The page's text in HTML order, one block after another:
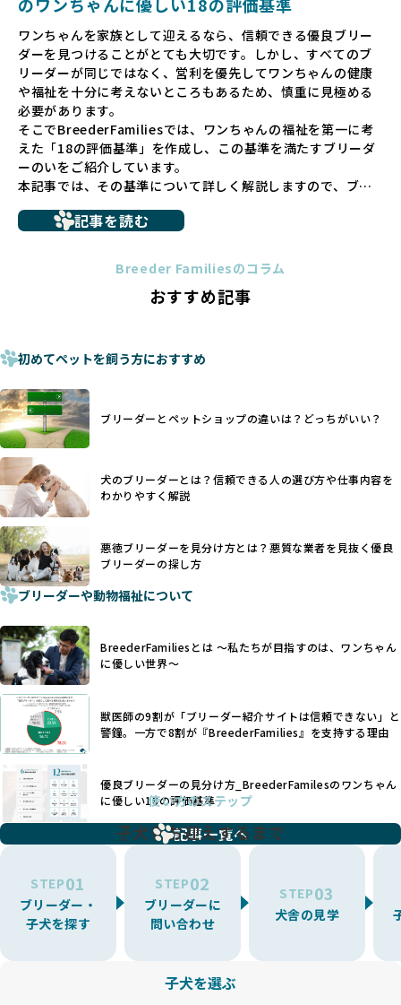
長するための環境が十分に整っていない場合が多く、販売ま
での間に過密な環境や長距離移動のストレスを受けることが
少なくありません。このような環境は、健康リスクや社会性
の問題につながりやすく、ワンちゃんにとっても望ましいと
は言えません。
こうした背景から、BreederFamiliesはペットショップを介
さない直接販売を採用するとともに、ペットオークションや
ペットショップを利用するブリーダーの掲載も行ってしませ
ん。
ペットショップを避けた方がいい理由の詳細はこちら
法令レベルの最低基準にとどまっていることが問題です。こ
ものに過ぎず、ワンちゃんの心身の福祉やブリーダーの責任
少なくなく、消費者にとって選択の判断が難しい現状があり
さらに、書類審査のみで掲載が許可されるサイトが多く、実
際の飼育環境やブリーダーの姿勢が見えにくい点も課題で
す。こうしたサイトでは、ブリーダーが記載する情報が主で
あり、実際の現場や日々のケアの状況がわからないため、営
利優先の「悪徳ブリーダー」が含まれるリスクが高まりま
す。
BreederFamiliesでは、ワンちゃんを大切にする「優良ブリ
ーダー」のみを紹介するために、法令を超えた独自の基準を
設け、ブリーダーの理念や飼育環境の厳格なチェックを行っ
ています。
一部の営利優先のブリーディングでは、母犬の出産負担を考
えずに大量繁殖が行われ、親犬が心身ともに疲弊するケース
が見られます。さらに、コストカットのために食事を減らし
たり、栄養のない食事を与える、適切な健康管理が行われな
いなど、ワンちゃんの健康と福祉が犠牲にされることも少な
くありません。
また、健康リスクが予測しづらいミックス犬の繁殖や、愛情
が行き届かない多頭飼育等も問題です。これらのブリーディ
ング手法は、ワンちゃんの福祉を無視し、利益のみを追求す
るブリーダーによるものが多く、消費者にとっても深刻な課
題となっています。
BreederFamiliesでは、こうしたワンちゃんに優しくないブ
リーディングをなくすため、すべてのワンちゃんを家族のよ
うに大切に飼育・繁殖を行っている「優良ブリーダー」のみ
BreederFamiliesでは、アニマルウェルフェアを最優先に考
えた6つの絶対基準と12の総合基準を設定しています。これに
ことを徹底しています。
BreederFamiliesでは、以下の6項目を必須条件とし、これら
ワンちゃんを家族として迎えるなら、信頼できる優良ブリー
ダーを見つけることがとても大切です。しかし、すべてのブ
リーダーが同じではなく、営利を優先してワンちゃんの健康
や福祉を十分に考えないところもあるため、慎重に見極める
必要があります。
そこでBreederFamiliesでは、ワンちゃんの福祉を第一に考
えた「18の評価基準」を作成し、この基準を満たすブリーダ
ーのいをご紹介しています。
本記事では、その基準について詳しく解説しますので、ブリ
に断尾（しっぽを切る）や断耳（耳を切る）が行われている
ことがあります。
これは痛みを伴う処置で、ワンちゃんの身体的な負担が大き
手段でもあるため、切断されることで他の犬や人間との意思
ヨーロッパ諸国ではこうした処置が禁止されている一方で、
日本ではいまだ行われる場合があります。
優良ブリーダーは動物福祉を優先し、ワンちゃんの自然な姿
を大切にするため断尾・断耳を行いません。
一方、営利優先ブリーダーでは「見た目が良く売れやすい」
ことを理由に断尾や断耳を行うことがあり、中には麻酔なし
で処置するケースも見受けられます。
「耳やしっぽを切らない」詳細はこちら
犬種ごとに異なる健康リスクや育て方のポイントを理解し、
適切に対応するためには、深い知識と豊富な経験が欠かせま
せん。現在、犬種は200種類以上あり、それぞれに特有の健康
たとえば、パグは呼吸器系のトラブルを抱えやすく、ラブラ
ドール・レトリバーには股関節形成不全への注意が必要で
す。このような犬種ごとの違いを熟知し、適切なケアを提供
できるかどうかは、ブリーダーの専門性に大きく関わりま
す。
優良ブリーダーは、少数の犬種（一般的に3種以内）に絞って
繁殖を行い、各犬種の特徴を熟知しています。これにより、
犬種ごとの健康管理や繁殖において質の高いケアを提供する
ことが可能です。
一方、営利優先ブリーダーは流行や需要に応じて扱う犬種を
増やす傾向があり、犬種ごとに異なる健康問題や適切な育成
環境を十分に考慮しない場合があります。こうしたブリーダ
たりストレスを抱えたりするリスクが高まります。
「少数の犬種に集中」の詳細はこちら
すが、無計画な交配には健康リスクが伴います。異なる犬種
の特徴を持つことで予測しにくい健康問題が発生する可能性
が高く、診断や治療も複雑化する場合があります。また、ミ
記事を読む
Breeder Familiesのコラム
おすすめ記事
初めてペットを飼う方におすすめ
ブリーダーとペットショップの違いは？どっちがいい？
犬のブリーダーとは？信頼できる人の選び方や仕事内容を
わかりやすく解説
悪徳ブリーダーを見分け方とは？悪質な業者を見抜く優良
ブリーダーの探し方
ブリーダーや動物福祉について
BreederFamiliesとは 〜私たちが目指すのは、ワンちゃん
に優しい世界〜
獣医師の9割が「ブリーダー紹介サイトは信頼できない」と
警鐘。一方で8割が『BreederFamilies』を支持する理由
優良ブリーダーの見分け方_BreederFamilesのワンちゃん
に優しい18の評価基準
記事一覧へ
使い方のステップ
子犬をお迎えするまで
STEP01
ブリーダー・
子犬を探す
STEP02
ブリーダーに
問い合わせ
STEP03
犬舎の見学
子犬を選ぶ